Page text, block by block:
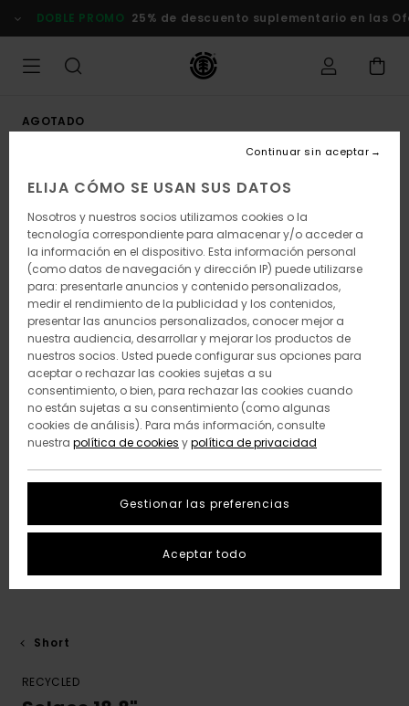
la
DOBLE PROMO 25% de descuento suplementario en las
AGOTADO
Short
RECYCLED
ELIJA CÓMO SE USAN SUS DATOS
Nosotros y nuestros socios utilizamos cookies o la
tecnología correspondiente para almacenar y/o acceder a
la información en el dispositivo. Esta información personal
(como datos de navegación y dirección IP) puede utilizarse
para: presentarle anuncios y contenido personalizados,
medir el rendimiento de la publicidad y los contenidos,
presentar las anuncios personalizados, conocer mejor a
nuestra audiencia, desarrollar y mejorar los productos de
nuestros socios. Usted puede configurar sus opciones para
aceptar o rechazar las cookies sujetas a su
consentimiento, o bien, para rechazar las cookies cuando
no están sujetas a su consentimiento (como algunas
cookies de análisis). Para más información, consulte
nuestra política de cookies ypolítica de privacidad
Gestionar las preferencias
Continuar sin aceptar
Aceptar todo